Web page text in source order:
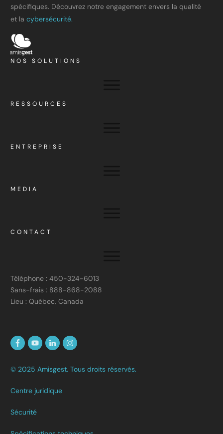
spécifiques. Découvrez notre engagement envers la qualité
et la cybersécurité.
NOS SOLUTIONS
RESSOURCES
ENTREPRISE
MEDIA
CONTACT
Téléphone : 450-324-6013
Sans-frais : 888-868-2088
Lieu : Québec, Canada
© 2025 Amisgest. Tous droits réservés.
Centre juridique
Sécurité